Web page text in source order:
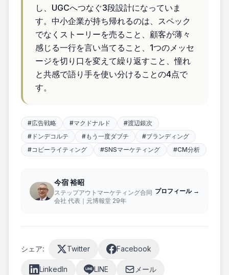
無料AI
診断
い
合
わ
せ
ステップ
アウトマ
お問い合わ
ムよりお願
いいたしま
し、UGCへつなぐ3段設計になっていま
す。中小企業が持ち帰れるのは、スペック
でなくストーリーを売ること、顧客が薄々
感じる一行を言い当てること、1つのメッセ
ージを切り口を変えて繰り返すこと、憧れ
と共感で語り手を使い分けることの4点で
す。
#広告戦略 #マクドナルド #渡辺銀次
# ドンデコルテ #もう一度ダブチ #ブランディング
#コピーライティング #SNSマーケティング #CM分析
今宿 裕昭
ステップアウトマーケティング合同
会社 代表｜元博報堂 29年
プロフィール →
シェア: Twitter Facebook
LinkedIn LINE メール